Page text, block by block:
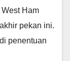
Ham
pekan ini.
penentuan